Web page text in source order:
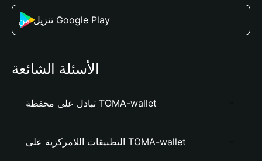
تنزيل من Google Play
الأسئلة الشائعة
تبادل على محفظة TOMA-wallet
التطبيقات اللامركزية على TOMA-wallet